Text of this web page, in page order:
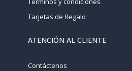
Tarjetas de Regalo
ATENCIÓN AL CLIENTE
Contáctenos